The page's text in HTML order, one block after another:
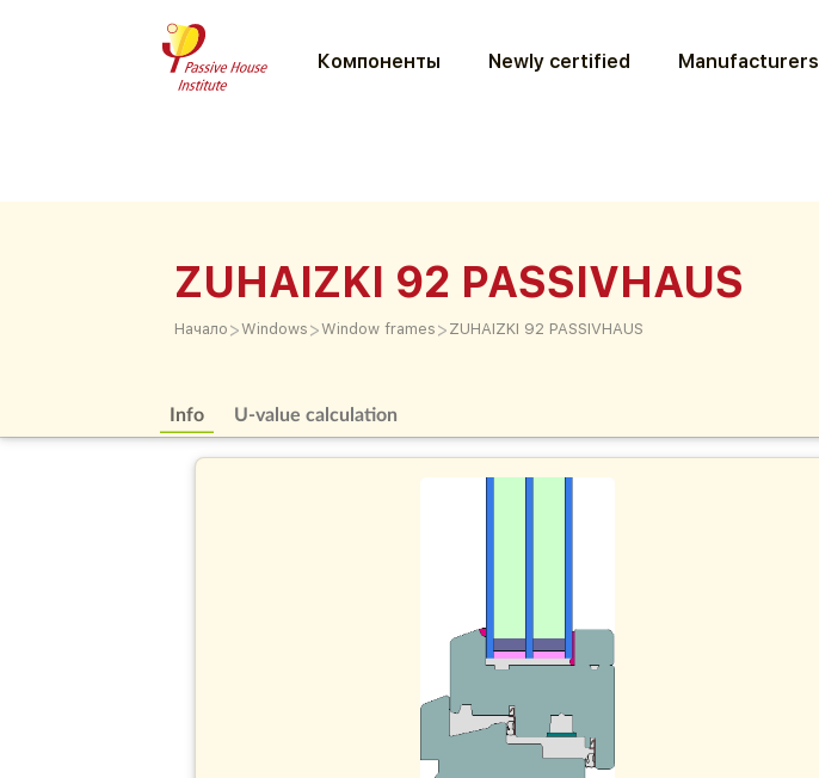
Компоненты Newly certified Manufacturers
ZUHAIZKI 92 PASSIVHAUS
Начало >Windows >Window frames > ZUHAIZKI 92 PASSIVHAUS
Info U-value calculation